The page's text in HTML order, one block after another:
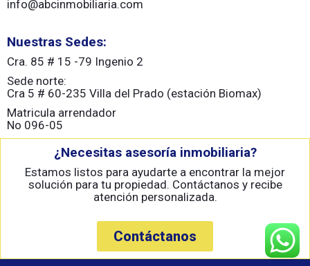
info@abcinmobiliaria.com
Nuestras Sedes:
Cra. 85 # 15 -79 Ingenio 2
Sede norte:
Cra 5 # 60-235 Villa del Prado (estación Biomax)
Matricula arrendador
No 096-05
¿Necesitas asesoría inmobiliaria?
Estamos listos para ayudarte a encontrar la mejor
solución para tu propiedad. Contáctanos y recibe
atención personalizada.
Contáctanos